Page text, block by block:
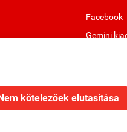
kötelezőek elutasítása
Facebook
Gemini